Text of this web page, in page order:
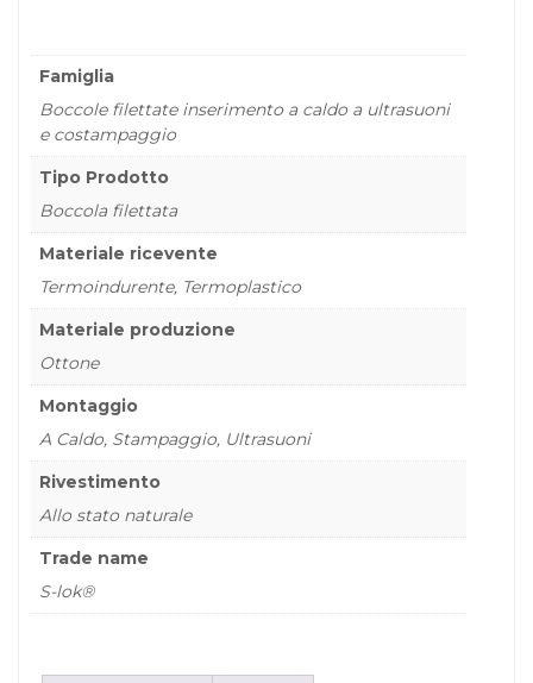
Famiglia
Boccole filettate inserimento a caldo a ultrasuoni
e costampaggio
Tipo Prodotto
Boccola filettata
Materiale ricevente
Termoindurente, Termoplastico
Materiale produzione
Ottone
Montaggio
A Caldo, Stampaggio, Ultrasuoni
Rivestimento
Allo stato naturale
Trade name
S-lok®